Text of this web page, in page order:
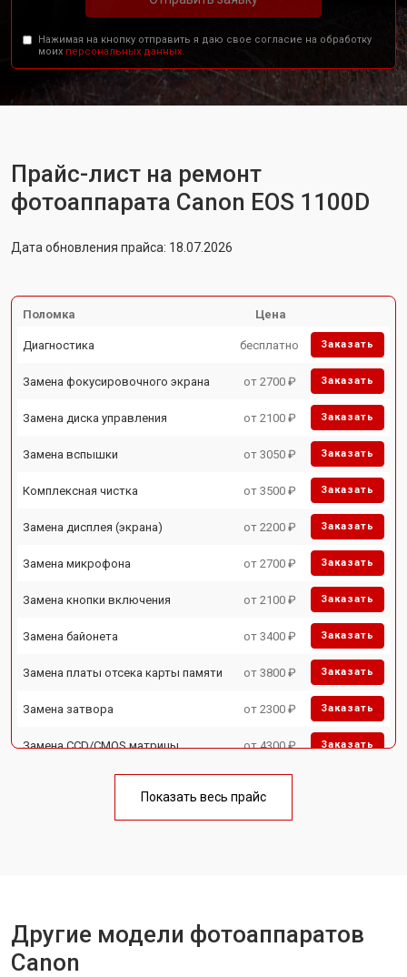
Нажимая на кнопку отправить я даю свое согласие на обработку
моих персональных данных.
Прайс-лист на ремонт
фотоаппарата Canon EOS 1100D
Дата обновления прайса: 18.07.2026
Поломка Цена
Диагностика бесплатно Заказать
Замена фокусировочного экрана от 2700 ₽ Заказать
Замена диска управления от 2100 ₽ Заказать
Замена вспышки от 3050 ₽ Заказать
Комплексная чистка от 3500 ₽ Заказать
Замена дисплея (экрана) от 2200 ₽ Заказать
Замена микрофона от 2700 ₽ Заказать
Замена кнопки включения от 2100 ₽ Заказать
Замена байонета от 3400 ₽ Заказать
Замена платы отсека карты памяти от 3800 ₽ Заказать
Замена затвора от 2300 ₽ Заказать
Замена CCD/CMOS матрицы от 4300 ₽ Заказать
Чистка матрицы от 3100 ₽
Показать весь прайс
Другие модели фотоаппаратов
Canon